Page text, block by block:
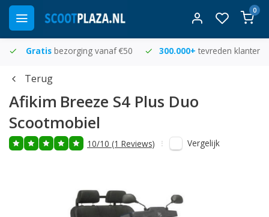
0
Gratis bezorging vanaf €50 300.000+ tevreden klanten
Terug
Afikim Breeze S4 Plus Duo
Scootmobiel
10/10 (1 Reviews) Vergelijk